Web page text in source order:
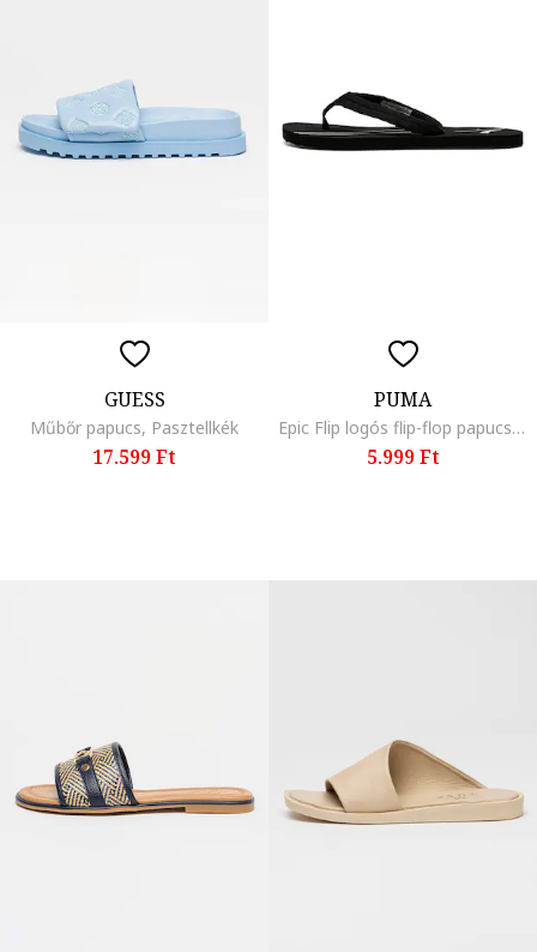
GUESS
Műbőr papucs, Pasztellkék
17.599 Ft
PUMA
Epic Flip logós flip-flop papucs, Fehér/Fekete
5.999 Ft